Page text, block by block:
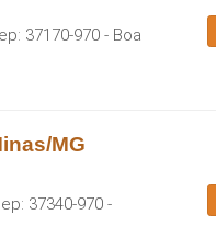
37170-970 - Boa
MG
37340-970 -